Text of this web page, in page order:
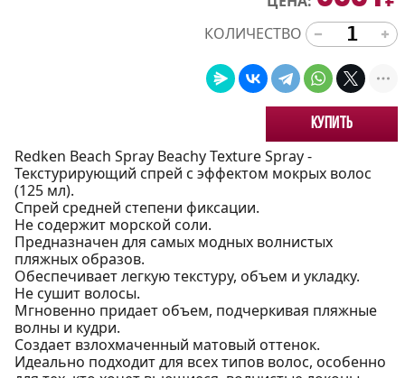
КОЛИЧЕСТВО
Купить
Redken Beach Spray Beachy Texture Spray -
Текстурирующий спрей с эффектом мокрых волос
(125 мл).
Спрей средней степени фиксации.
Не содержит морской соли.
Предназначен для самых модных волнистых
пляжных образов.
Обеспечивает легкую текстуру, объем и укладку.
Не сушит волосы.
Мгновенно придает объем, подчеркивая пляжные
волны и кудри.
Создает взлохмаченный матовый оттенок.
Идеально подходит для всех типов волос, особенно